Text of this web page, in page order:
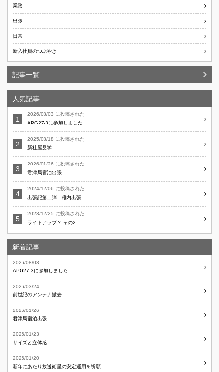
業務
出張
日常
新入社員のつぶやき
記事一覧
人気記事
2026/08/03 に投稿された
APG27-3に参加しました
2025/08/18 に投稿された
新社屋見学
2026/01/26 に投稿された
君津局宿泊出張
2024/12/06 に投稿された
出張記第二弾 稚内出張
2023/12/25 に投稿された
ライトアップ？ その2
新着記事
2026/08/03
APG27-3に参加しました
2026/03/24
前世紀のアンテナ撤去
2026/01/26
君津局宿泊出張
2026/01/23
サイズと立体感
2026/01/20
新年にあたり放送衛星の安定運用を祈願